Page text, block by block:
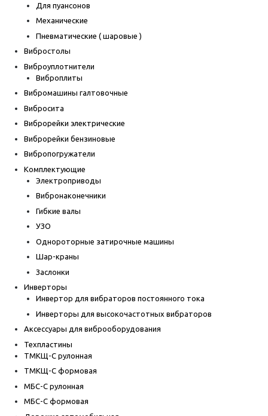
Для пуансонов
Механические
Пневматические ( шаровые )
Вибростолы
Виброуплотнители
Виброплиты
Вибромашины галтовочные
Вибросита
Виброрейки электрические
Виброрейки бензиновые
Вибропогружатели
Комплектующие
Электроприводы
Вибронаконечники
Гибкие валы
УЗО
Однороторные затирочные машины
Шар-краны
Заслонки
Инверторы
Инвертор для вибраторов постоянного тока
Инверторы для высокочастотных вибраторов
Аксессуары для виброоборудования
Техпластины
ТМКЩ-С рулонная
ТМКЩ-С формовая
МБС-С рулонная
МБС-С формовая